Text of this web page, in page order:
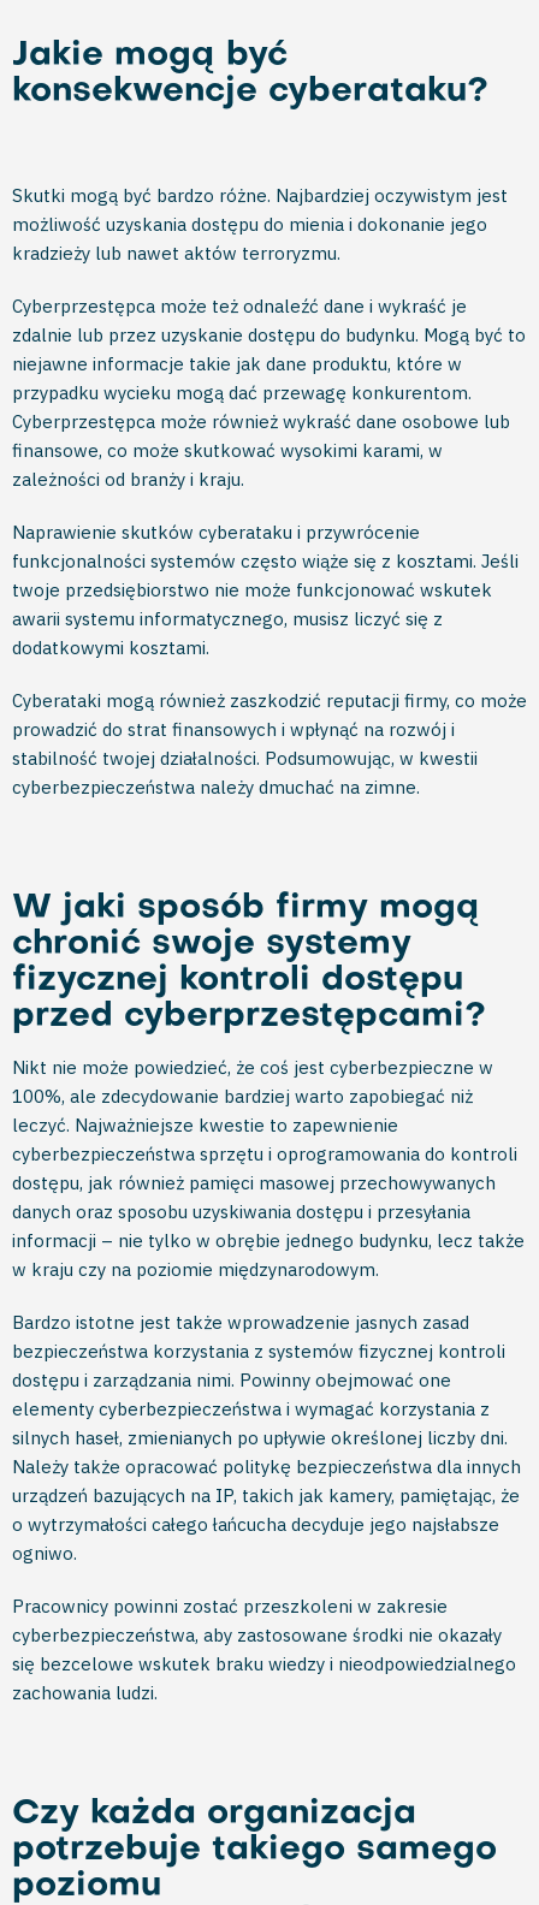
Jakie mogą być
konsekwencje cyberataku?
Skutki mogą być bardzo różne. Najbardziej oczywistym jest
możliwość uzyskania dostępu do mienia i dokonanie jego
kradzieży lub nawet aktów terroryzmu.
Cyberprzestępca może też odnaleźć dane i wykraść je
zdalnie lub przez uzyskanie dostępu do budynku. Mogą być to
niejawne informacje takie jak dane produktu, które w
przypadku wycieku mogą dać przewagę konkurentom.
Cyberprzestępca może również wykraść dane osobowe lub
finansowe, co może skutkować wysokimi karami, w
zależności od branży i kraju.
Naprawienie skutków cyberataku i przywrócenie
funkcjonalności systemów często wiąże się z kosztami. Jeśli
twoje przedsiębiorstwo nie może funkcjonować wskutek
awarii systemu informatycznego, musisz liczyć się z
dodatkowymi kosztami.
Cyberataki mogą również zaszkodzić reputacji firmy, co może
prowadzić do strat finansowych i wpłynąć na rozwój i
stabilność twojej działalności. Podsumowując, w kwestii
cyberbezpieczeństwa należy dmuchać na zimne.
W jaki sposób firmy mogą
chronić swoje systemy
fizycznej kontroli dostępu
przed cyberprzestępcami?
Nikt nie może powiedzieć, że coś jest cyberbezpieczne w
100%, ale zdecydowanie bardziej warto zapobiegać niż
leczyć. Najważniejsze kwestie to zapewnienie
cyberbezpieczeństwa sprzętu i oprogramowania do kontroli
dostępu, jak również pamięci masowej przechowywanych
danych oraz sposobu uzyskiwania dostępu i przesyłania
informacji – nie tylko w obrębie jednego budynku, lecz także
w kraju czy na poziomie międzynarodowym.
Bardzo istotne jest także wprowadzenie jasnych zasad
bezpieczeństwa korzystania z systemów fizycznej kontroli
dostępu i zarządzania nimi. Powinny obejmować one
elementy cyberbezpieczeństwa i wymagać korzystania z
silnych haseł, zmienianych po upływie określonej liczby dni.
Należy także opracować politykę bezpieczeństwa dla innych
urządzeń bazujących na IP, takich jak kamery, pamiętając, że
o wytrzymałości całego łańcucha decyduje jego najsłabsze
ogniwo.
Pracownicy powinni zostać przeszkoleni w zakresie
cyberbezpieczeństwa, aby zastosowane środki nie okazały
się bezcelowe wskutek braku wiedzy i nieodpowiedzialnego
zachowania ludzi.
Czy każda organizacja
potrzebuje takiego samego
poziomu